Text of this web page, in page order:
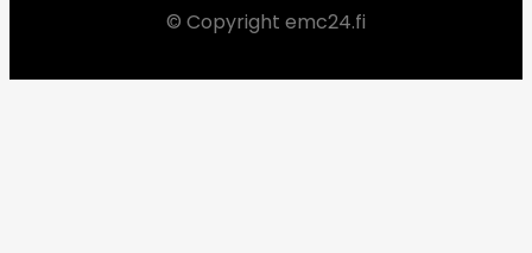
© Copyright emc24.fi